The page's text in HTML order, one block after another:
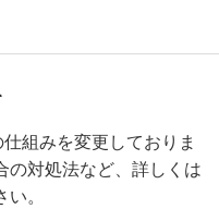
組みを変更しておりま
の対処法など、詳しくは
。